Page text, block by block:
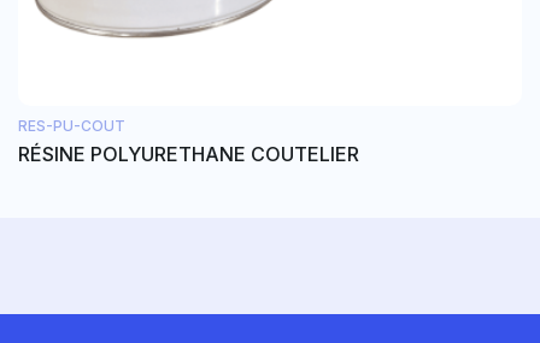
RES-PU-COUT
RÉSINE POLYURETHANE COUTELIER